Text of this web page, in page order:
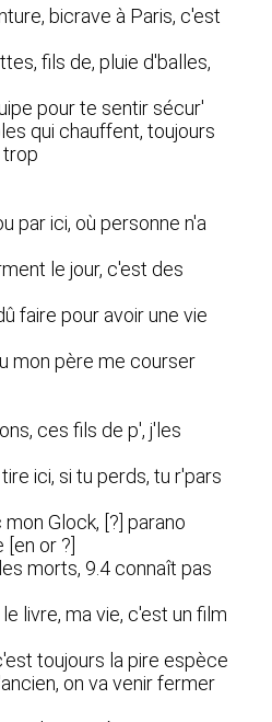
bicrave à Paris, c'est
fils de, pluie d'balles,
pour te sentir sécur'
qui chauffent, toujours
trop
par ici, où personne n'a
le jour, c'est des
faire pour avoir une vie
mon père me courser
ces fils de p', j'les
ici, si tu perds, tu r'pars
Glock, [?] parano
[en or ?]
morts, 9.4 connaît pas
livre, ma vie, c'est un film
toujours la pire espèce
on va venir fermer